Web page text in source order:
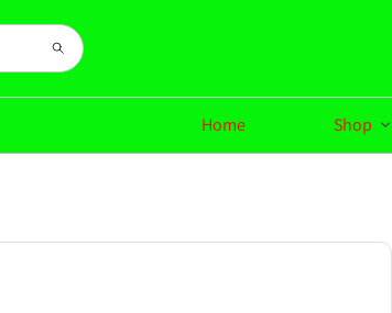
Home Shop